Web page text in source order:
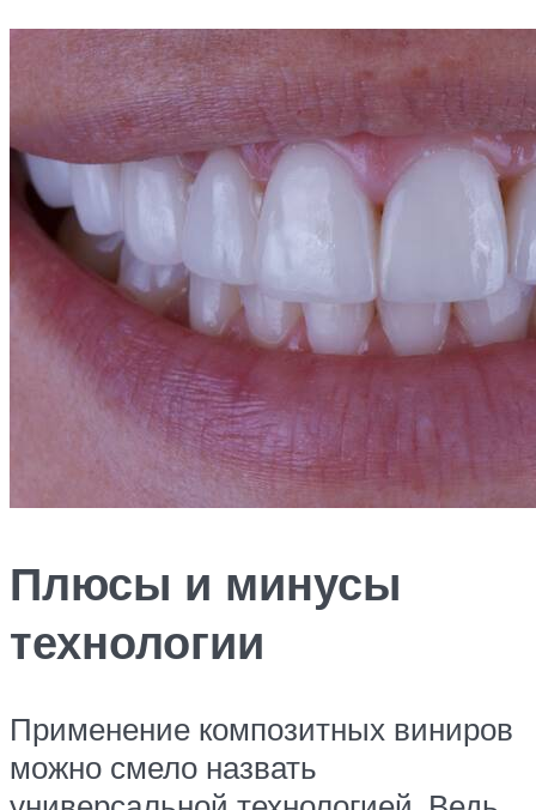
Плюсы и минусы
технологии
Применение композитных виниров
можно смело назвать